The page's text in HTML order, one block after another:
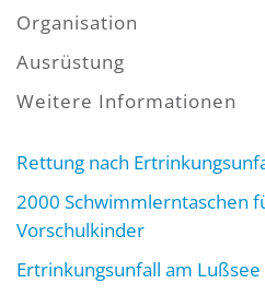
Organisation
Ausrüstung
Weitere Informationen
Rettung nach
2000 Schwimmlerntaschen
Vorschulkinder
Ertrinkungsunfall am Lußsee